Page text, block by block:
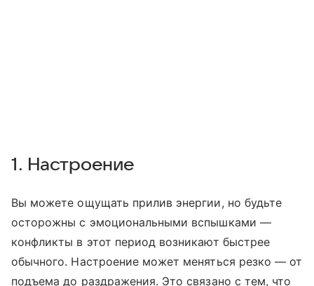
1. Настроение
Вы можете ощущать прилив энергии, но будьте
осторожны с эмоциональными вспышками —
конфликты в этот период возникают быстрее
обычного. Настроение может меняться резко — от
подъема до раздражения. Это связано с тем, что